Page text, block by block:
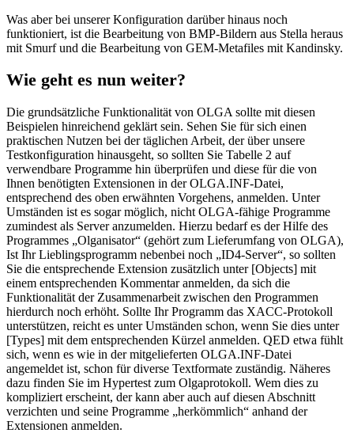
Was aber bei unserer Konfiguration darüber hinaus noch
funktioniert, ist die Bearbeitung von BMP-Bildern aus Stella heraus
mit Smurf und die Bearbeitung von GEM-Metafiles mit Kandinsky.
Wie geht es nun weiter?
Die grundsätzliche Funktionalität von OLGA sollte mit diesen
Beispielen hinreichend geklärt sein. Sehen Sie für sich einen
praktischen Nutzen bei der täglichen Arbeit, der über unsere
Testkonfiguration hinausgeht, so sollten Sie Tabelle 2 auf
verwendbare Programme hin überprüfen und diese für die von
Ihnen benötigten Extensionen in der OLGA.INF-Datei,
entsprechend des oben erwähnten Vorgehens, anmelden. Unter
Umständen ist es sogar möglich, nicht OLGA-fähige Programme
zumindest als Server anzumelden. Hierzu bedarf es der Hilfe des
Programmes „Olganisator“ (gehört zum Lieferumfang von OLGA),
Ist Ihr Lieblingsprogramm nebenbei noch „ID4-Server“, so sollten
Sie die entsprechende Extension zusätzlich unter [Objects] mit
einem entsprechenden Kommentar anmelden, da sich die
Funktionalität der Zusammenarbeit zwischen den Programmen
hierdurch noch erhöht. Sollte Ihr Programm das XACC-Protokoll
unterstützen, reicht es unter Umständen schon, wenn Sie dies unter
[Types] mit dem entsprechenden Kürzel anmelden. QED etwa fühlt
sich, wenn es wie in der mitgelieferten OLGA.INF-Datei
angemeldet ist, schon für diverse Textformate zuständig. Näheres
dazu finden Sie im Hypertest zum Olgaprotokoll. Wem dies zu
kompliziert erscheint, der kann aber auch auf diesen Abschnitt
verzichten und seine Programme „herkömmlich“ anhand der
Extensionen anmelden.